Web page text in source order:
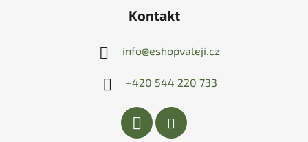
Kontakt
info@eshopvaleji.cz
+420 544 220 733